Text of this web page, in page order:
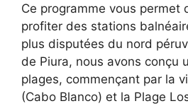
Ce programme vous permet
profiter des stations
plus disputées du nord
de Piura, nous avons conçu
plages, commençant par la
(Cabo Blanco) et la Plage